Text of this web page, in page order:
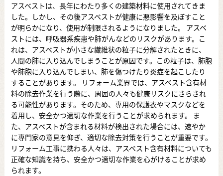
アスベストは、長年にわたり多くの建築材料に使用されてきま
した。しかし、その後アスベストが健康に悪影響を及ぼすこと
が明らかになり、使用が制限されるようになりました。 アスベ
ストには、呼吸器系疾患や肺がんなどのリスクがあります。こ
れは、アスベストが小さな繊維状の粒子に分解されたときに、
人間の肺に入り込んでしまうことが原因です。この粒子は、肺胞
や肺胞に入り込んでしまい、肺を傷つけたり炎症を起こしたり
することがあります。 リフォーム業界では、アスベスト含有材
料の除去作業を行う際に、周囲の人々も健康リスクにさらされ
る可能性があります。そのため、専用の保護衣やマスクなどを
着用し、安全かつ適切な作業を行うことが求められます。 ま
た、アスベストが含まれる材料が検出された場合には、速やか
に専門家の意見を仰ぎ、適切な除去対策を行うことが重要です。
リフォーム工事に携わる人々は、アスベスト含有材料についても
正確な知識を持ち、安全かつ適切な作業を心がけることが求め
られます。